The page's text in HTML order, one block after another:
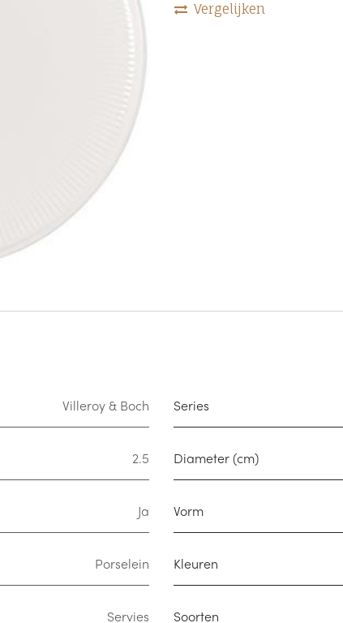
Vergelijken
Villeroy & Boch Series
2.5 Diameter (cm)
Ja Vorm
Porselein Kleuren
Servies Soorten